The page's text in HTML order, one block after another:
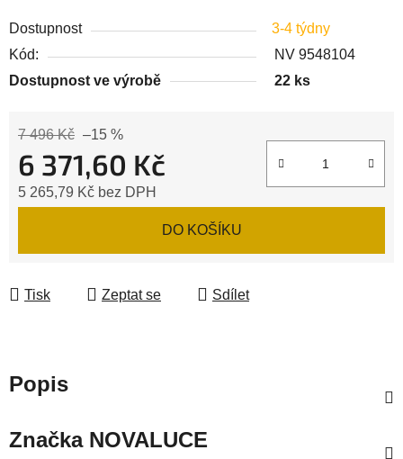
Dostupnost
3-4 týdny
Kód:
NV 9548104
Dostupnost ve výrobě
22 ks
7 496 Kč –15 %
6 371,60 Kč
5 265,79 Kč bez DPH
DO KOŠÍKU
Tisk Zeptat se Sdílet
Popis
ZnačkaNOVALUCE